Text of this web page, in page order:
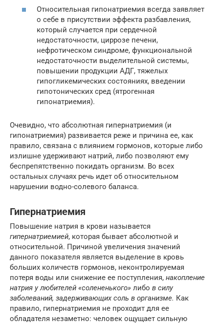
Относительная гипонатриемия всегда заявляет
о себе в присутствии эффекта разбавления,
который случается при сердечной
недостаточности, циррозе печени,
нефротическом синдроме, функциональной
недостаточности выделительной системы,
повышении продукции АДГ, тяжелых
гипогликемических состояниях, введении
гипотонических сред (ятрогенная
гипонатриемия).
Очевидно, что абсолютная гипернатриемия (и
гипонатриемия) развивается реже и причина ее, как
правило, связана с влиянием гормонов, которые либо
излишне удерживают натрий, либо позволяют ему
беспрепятственно покидать организм. Во всех
остальных случаях речь идет об относительном
нарушении водно-солевого баланса.
Гипернатриемия
Повышение натрия в крови называется
гипернатриемией, которая бывает абсолютной и
относительной. Причиной увеличения значений
данного показателя является выделение в кровь
больших количеств гормонов, неконтролируемая
потеря воды или снижение ее поступления, накопление
натрия у любителей «солененького» либо в силу
заболеваний, задерживающих соль в организме. Как
правило, гипернатриемия не проходит для ее
обладателя незаметно: человек ощущает сильную